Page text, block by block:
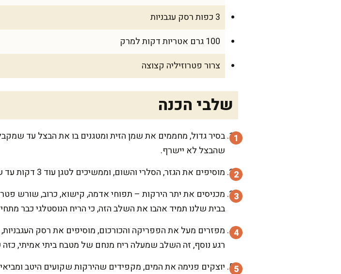
3 כפות רסק עגבניות
100 גרם אטריות דקות למרק
צרור פטרוזיליה קצוצה
שלבי הכנה
בסיר גדול, מחממים את שמן הזית ומטגנים בו את הבצל עד
שהבצל לא יישרף.
מוסיפים את הגזר, הסלרי והשום, וממשיכים לטגן עוד 3 דקות עד שהירקות מתחילים להתרכך ולהבריק.
מכניסים את יתר הירקות – תפוחי אדמה, קישוא, כרוב, שורש
בבית שלנו תמיד אהבו את השלב הזה, כי הריח הנוסטלגי כבר
מפזרים מעל את הפפריקה והכורכום, מוסיפים את רסק
רגע נוסף, זה השלב שמעלה ריח מנחם של מטבח ביתי אמיתי,
יוצקים פנימה את המים, מקפידים שהירקות שקועים היטב